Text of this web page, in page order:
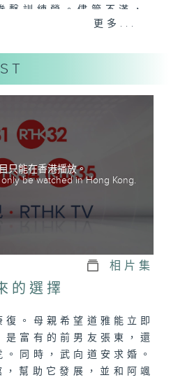
訓練營。儘管不滿，
為如果這次無法解決厄
Tonhorm Sakuntala
Peak Pattarasaya
若賽雅·克蘇婉絲瑞)
更多...
只能在香港播放。
be watched in Hong Kong.
相片集
的選擇
。母親希望道雅能立即
富有的前男友張東，還
同時，武向道安求婚。
幫助它發展，並和阿颯